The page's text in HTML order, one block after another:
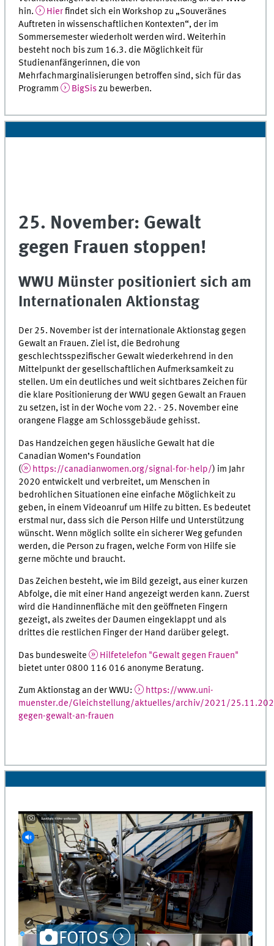
hin.
Hierfindet sich ein Workshop zu „Souveränes
Auftreten in wissenschaftlichen Kontexten“, der im
Sommersemester wiederholt werden wird. Weiterhin
besteht noch bis zum 16.3. die Möglichkeit für
Studienanfängerinnen, die von
Mehrfachmarginalisierungen betroffen sind, sich für das
Programm
BigSiszu bewerben.
25. November: Gewalt
gegen Frauen stoppen!
WWU Münster positioniert sich am
Internationalen Aktionstag
Der 25. November ist der internationale Aktionstag gegen
Gewalt an Frauen. Ziel ist, die Bedrohung
geschlechtsspezifischer Gewalt wiederkehrend in den
Mittelpunkt der gesellschaftlichen Aufmerksamkeit zu
stellen. Um ein deutliches und weit sichtbares Zeichen für
die klare Positionierung der WWU gegen Gewalt an Frauen
zu setzen, ist in der Woche vom 22. - 25. November eine
orangene Flagge am Schlossgebäude gehisst.
Das Handzeichen gegen häusliche Gewalt hat die
Canadian Women’s Foundation
(
https://canadianwomen.org/signal-for-help/) im Jahr
2020 entwickelt und verbreitet, um Menschen in
bedrohlichen Situationen eine einfache Möglichkeit zu
geben, in einem Videoanruf um Hilfe zu bitten. Es bedeutet
erstmal nur, dass sich die Person Hilfe und Unterstützung
wünscht. Wenn möglich sollte ein sicherer Weg gefunden
werden, die Person zu fragen, welche Form von Hilfe sie
gerne möchte und braucht.
Das Zeichen besteht, wie im Bild gezeigt, aus einer kurzen
Abfolge, die mit einer Hand angezeigt werden kann. Zuerst
wird die Handinnenfläche mit den geöffneten Fingern
gezeigt, als zweites der Daumen eingeklappt und als
drittes die restlichen Finger der Hand darüber gelegt.
Das bundesweite
Hilfetelefon "Gewalt gegen Frauen"
bietet unter 0800 116 016 anonyme Beratung.
Zum Aktionstag an der WWU:
https://www.uni-
muenster.de/Gleichstellung/aktuelles/archiv/2021/
gegen-gewalt-an-frauen
FOTOS